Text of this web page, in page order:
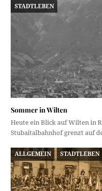
STADTLEBEN
Sommer in Wilten
Heute ein Blick auf Wilten in
Stubaitalbahnhof grenzt auf
ALLGEMEIN STADTLEBEN